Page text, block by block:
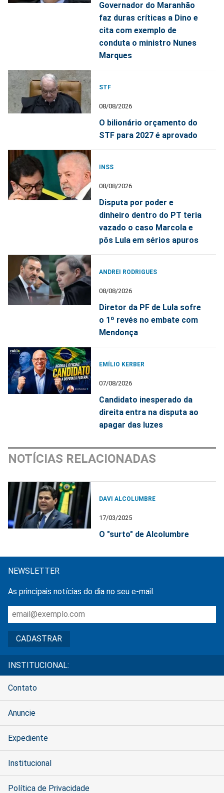
Governador do Maranhão
faz duras críticas a Dino e
cita com exemplo de
conduta o ministro Nunes
Marques
STF
08/08/2026
O bilionário orçamento do
STF para 2027 é aprovado
INSS
08/08/2026
Disputa por poder e
dinheiro dentro do PT teria
vazado o caso Marcola e
pôs Lula em sérios apuros
ANDREI RODRIGUES
08/08/2026
Diretor da PF de Lula sofre
o 1º revés no embate com
Mendonça
EMÍLIO KERBER
07/08/2026
Candidato inesperado da
direita entra na disputa ao
apagar das luzes
NOTÍCIAS RELACIONADAS
DAVI ALCOLUMBRE
17/03/2025
O "surto" de Alcolumbre
NEWSLETTER
As principais notícias do dia no seu e-mail.
INSTITUCIONAL:
Contato
Anuncie
Expediente
Institucional
Política de Privacidade